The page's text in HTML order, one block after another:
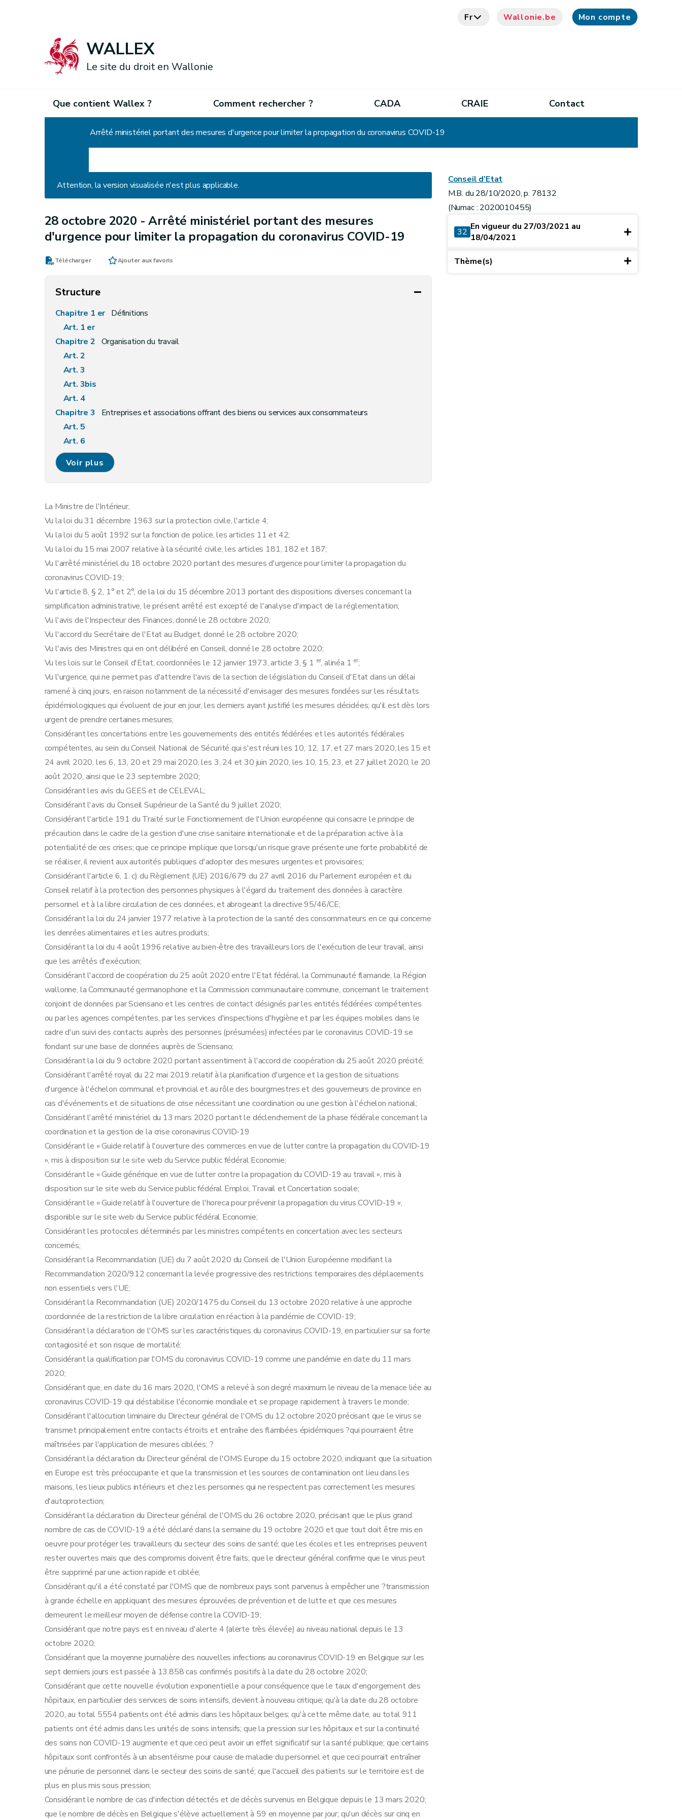
Fr Wallonie.be Mon compte
WALLEX
Le site du droit en Wallonie
Que contient Wallex ? Comment rechercher ? CADA CRAIE Contact
Arrêté ministériel portant des mesures d'urgence pour limiter la propagation du coronavirus COVID-19
Attention, la version visualisée n'est plus applicable.
28 octobre 2020 -Arrêté ministériel portant des mesures
d'urgence pour limiter la propagation du coronavirus COVID-19
Télécharger Ajouter aux favoris
Structure
Chapitre 1 er Définitions
Art. 1 er
Chapitre 2 Organisation du travail
Art. 2
Art. 3
Art. 3bis
Art. 4
Chapitre 3
Entreprises et associations offrant des biens ou services aux consommateurs
Art. 5
Art. 6
Art. 7
Art. 7bis
Art. 9
Art. 10
Art. 11
Chapitre 4 Marchés et organisation de l'espace public aux alentours des rues commerçantes et centre commerciaux
Art. 12
Art. 13
Chapitre 5 Déplacements et rassemblements
Art. 14
Art. 15
Art. 15bis
Art. 16
Art. 17
Art. 18
Art. 18bis
Chapitre 6 Transports publics
Art. 19
Art. 19bis
Chapitre 7 Enseignement
Art. 20
Chapitre 8 Frontières
Art. 21
Art. 22
Chapitre 9 Responsabilités individuelles
Art. 23
Art. 24
Art. 25
Chapitre 10 Sanctions
Art. 26
Chapitre 11 Dispositions finales et abrogatoires
Art. 27
Art. 28
Art. 29
Art. 30
Art. 31
Annexe
Annexe
Annexe
Annexe
Voir plus
La Ministre de l'Intérieur,
Vu la loi du 31 décembre 1963 sur la protection civile, l'article 4;
Vu la loi du 5 août 1992 sur la fonction de police, les articles 11 et 42;
Vu la loi du 15 mai 2007 relative à la sécurité civile, les articles 181, 182 et 187;
Vu l'arrêté ministériel du 18 octobre 2020 portant des mesures d'urgence pour limiter la propagation du
coronavirus COVID-19;
Vu l'article 8, § 2, 1° et 2°, de la loi du 15 décembre 2013 portant des dispositions diverses concernant la
simplification administrative, le présent arrêté est excepté de l'analyse d'impact de la réglementation;
Vu l'avis de l'Inspecteur des Finances, donné le 28 octobre 2020;
Vu l'accord du Secrétaire de l'Etat au Budget, donné le 28 octobre 2020;
Vu l'avis des Ministres qui en ont délibéré en Conseil, donné le 28 octobre 2020;
Vu les lois sur le Conseil d'Etat, coordonnées le 12 janvier 1973, article 3, § 1 er, alinéa 1 er;
Vu l'urgence, qui ne permet pas d'attendre l'avis de la section de législation du Conseil d'Etat dans un délai
ramené à cinq jours, en raison notamment de la nécessité d'envisager des mesures fondées sur les résultats
épidémiologiques qui évoluent de jour en jour, les derniers ayant justifié les mesures décidées; qu'il est dès lors
urgent de prendre certaines mesures;
Considérant les concertations entre les gouvernements des entités fédérées et les autorités fédérales
compétentes, au sein du Conseil National de Sécurité qui s'est réuni les 10, 12, 17, et 27 mars 2020, les 15 et
24 avril 2020, les 6, 13, 20 et 29 mai 2020, les 3, 24 et 30 juin 2020, les 10, 15, 23, et 27 juillet 2020, le 20
août 2020, ainsi que le 23 septembre 2020;
Considérant les avis du GEES et de CELEVAL;
Considérant l'avis du Conseil Supérieur de la Santé du 9 juillet 2020;
Considérant l'article 191 du Traité sur le Fonctionnement de l'Union européenne qui consacre le principe de
précaution dans le cadre de la gestion d'une crise sanitaire internationale et de la préparation active à la
potentialité de ces crises; que ce principe implique que lorsqu'un risque grave présente une forte probabilité de
se réaliser, il revient aux autorités publiques d'adopter des mesures urgentes et provisoires;
Considérant l'article 6, 1. c) du Règlement (UE) 2016/679 du 27 avril 2016 du Parlement européen et du
Conseil relatif à la protection des personnes physiques à l'égard du traitement des données à caractère
personnel et à la libre circulation de ces données, et abrogeant la directive 95/46/CE;
Considérant la loi du 24 janvier 1977 relative à la protection de la santé des consommateurs en ce qui concerne
les denrées alimentaires et les autres produits;
Considérant la loi du 4 août 1996 relative au bien-être des travailleurs lors de l'exécution de leur travail, ainsi
que les arrêtés d'exécution;
Considérant l'accord de coopération du 25 août 2020 entre l'Etat fédéral, la Communauté flamande, la Région
wallonne, la Communauté germanophone et la Commission communautaire commune, concernant le traitement
conjoint de données par Sciensano et les centres de contact désignés par les entités fédérées compétentes
ou par les agences compétentes, par les services d'inspections d'hygiène et par les équipes mobiles dans le
cadre d'un suivi des contacts auprès des personnes (présumées) infectées par le coronavirus COVID-19 se
fondant sur une base de données auprès de Sciensano;
Considérant la loi du 9 octobre 2020 portant assentiment à l'accord de coopération du 25 août 2020 précité;
Considérant l'arrêté royal du 22 mai 2019 relatif à la planification d'urgence et la gestion de situations
d'urgence à l'échelon communal et provincial et au rôle des bourgmestres et des gouverneurs de province en
cas d'événements et de situations de crise nécessitant une coordination ou une gestion à l'échelon national;
Considérant l'arrêté ministériel du 13 mars 2020 portant le déclenchement de la phase fédérale concernant la
coordination et la gestion de la crise coronavirus COVID-19
Considérant le « Guide relatif à l'ouverture des commerces en vue de lutter contre la propagation du COVID-19
», mis à disposition sur le site web du Service public fédéral Economie;
Considérant le « Guide générique en vue de lutter contre la propagation du COVID-19 au travail », mis à
disposition sur le site web du Service public fédéral Emploi, Travail et Concertation sociale;
Considérant le « Guide relatif à l'ouverture de l'horeca pour prévenir la propagation du virus COVID-19 »,
disponible sur le site web du Service public fédéral Economie;
Considérant les protocoles déterminés par les ministres compétents en concertation avec les secteurs
concernés;
Considérant la Recommandation (UE) du 7 août 2020 du Conseil de l'Union Européenne modifiant la
Recommandation 2020/912 concernant la levée progressive des restrictions temporaires des déplacements
non essentiels vers l'UE;
Considérant la Recommandation (UE) 2020/1475 du Conseil du 13 octobre 2020 relative à une approche
coordonnée de la restriction de la libre circulation en réaction à la pandémie de COVID-19;
Considérant la déclaration de l'OMS sur les caractéristiques du coronavirus COVID-19, en particulier sur sa forte
contagiosité et son risque de mortalité;
Considérant la qualification par l'OMS du coronavirus COVID-19 comme une pandémie en date du 11 mars
2020;
Considérant que, en date du 16 mars 2020, l'OMS a relevé à son degré maximum le niveau de la menace liée au
coronavirus COVID-19 qui déstabilise l'économie mondiale et se propage rapidement à travers le monde;
Considérant l'allocution liminaire du Directeur général de l'OMS du 12 octobre 2020 précisant que le virus se
transmet principalement entre contacts étroits et entraîne des flambées épidémiques ?qui pourraient être
maîtrisées par l'application de mesures ciblées; ?
Considérant la déclaration du Directeur général de l'OMS Europe du 15 octobre 2020, indiquant que la situation
en Europe est très préoccupante et que la transmission et les sources de contamination ont lieu dans les
maisons, les lieux publics intérieurs et chez les personnes qui ne respectent pas correctement les mesures
d'autoprotection;
Considérant la déclaration du Directeur général de l'OMS du 26 octobre 2020, précisant que le plus grand
nombre de cas de COVID-19 a été déclaré dans la semaine du 19 octobre 2020 et que tout doit être mis en
oeuvre pour protéger les travailleurs du secteur des soins de santé; que les écoles et les entreprises peuvent
rester ouvertes mais que des compromis doivent être faits; que le directeur général confirme que le virus peut
être supprimé par une action rapide et ciblée;
Considérant qu'il a été constaté par l'OMS que de nombreux pays sont parvenus à empêcher une ?transmission
à grande échelle en appliquant des mesures éprouvées de prévention et de lutte et que ces mesures
demeurent le meilleur moyen de défense contre la COVID-19;
Considérant que notre pays est en niveau d'alerte 4 (alerte très élevée) au niveau national depuis le 13
octobre 2020;
Considérant que la moyenne journalière des nouvelles infections au coronavirus COVID-19 en Belgique sur les
sept derniers jours est passée à 13.858 cas confirmés positifs à la date du 28 octobre 2020;
Considérant que cette nouvelle évolution exponentielle a pour conséquence que le taux d'engorgement des
hôpitaux, en particulier des services de soins intensifs, devient à nouveau critique; qu'à la date du 28 octobre
2020, au total 5554 patients ont été admis dans les hôpitaux belges; qu'à cette même date, au total 911
patients ont été admis dans les unités de soins intensifs; que la pression sur les hôpitaux et sur la continuité
des soins non COVID-19 augmente et que ceci peut avoir un effet significatif sur la santé publique; que certains
hôpitaux sont confrontés à un absentéisme pour cause de maladie du personnel et que ceci pourrait entraîner
une pénurie de personnel dans le secteur des soins de santé; que l'accueil des patients sur le territoire est de
plus en plus mis sous pression;
Considérant le nombre de cas d'infection détectés et de décès survenus en Belgique depuis le 13 mars 2020;
que le nombre de décès en Belgique s'élève actuellement à 59 en moyenne par jour; qu'un décès sur cinq en
Conseil d’Etat
M.B. du 28/10/2020, p. 78132
(Numac : 2020010455)
32 En vigueur du 27/03/2021 au
18/04/2021
Thème(s)